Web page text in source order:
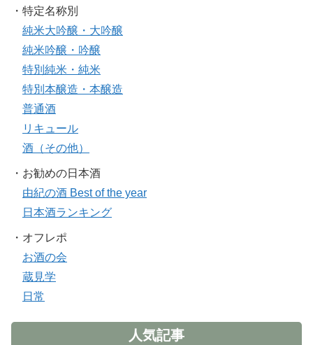
・特定名称別
純米大吟醸・大吟醸
純米吟醸・吟醸
特別純米・純米
特別本醸造・本醸造
普通酒
リキュール
酒（その他）
・お勧めの日本酒
由紀の酒 Best of the year
日本酒ランキング
・オフレポ
お酒の会
蔵見学
日常
人気記事